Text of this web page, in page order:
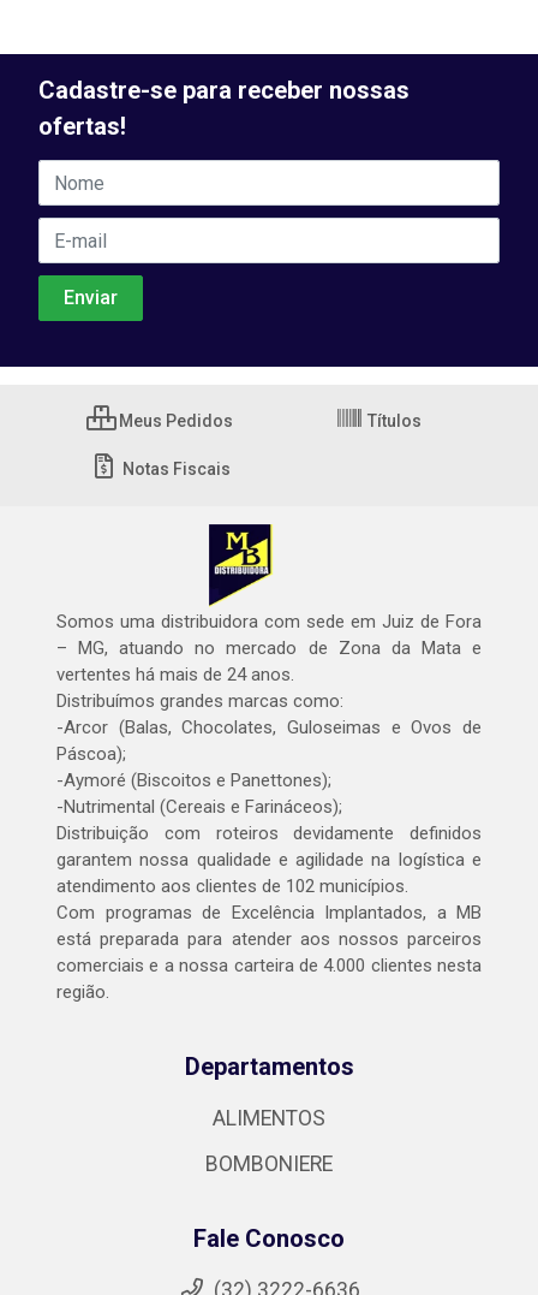
Cadastre-se para receber nossas
ofertas!
Meus Pedidos Títulos
Notas Fiscais
Somos uma distribuidora com sede em Juiz de Fora
– MG, atuando no mercado de Zona da Mata e
vertentes há mais de 24 anos.
Distribuímos grandes marcas como:
-Arcor (Balas, Chocolates, Guloseimas e Ovos de
Páscoa);
-Aymoré (Biscoitos e Panettones);
-Nutrimental (Cereais e Farináceos);
Distribuição com roteiros devidamente definidos
garantem nossa qualidade e agilidade na logística e
atendimento aos clientes de 102 municípios.
Com programas de Excelência Implantados, a MB
está preparada para atender aos nossos parceiros
comerciais e a nossa carteira de 4.000 clientes nesta
região.
Departamentos
ALIMENTOS
BOMBONIERE
Fale Conosco
(32) 3222-6636